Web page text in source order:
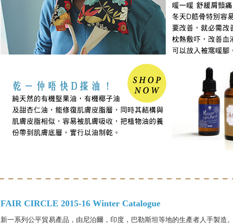
FAIR CIRCLE 2015-16 Winter Catalogue
新一系列公平貿易產品，由尼泊爾，印度，巴勒斯坦等地的生產者人手製造。